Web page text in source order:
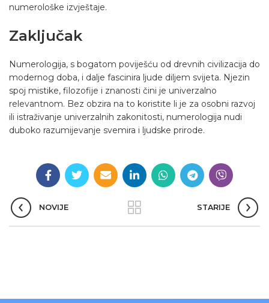
numerološke izvještaje.
Zaključak
Numerologija, s bogatom poviješću od drevnih civilizacija do
modernog doba, i dalje fascinira ljude diljem svijeta. Njezin
spoj mistike, filozofije i znanosti čini je univerzalno
relevantnom. Bez obzira na to koristite li je za osobni razvoj
ili istraživanje univerzalnih zakonitosti, numerologija nudi
duboko razumijevanje svemira i ljudske prirode.
NOVIJE STARIJE